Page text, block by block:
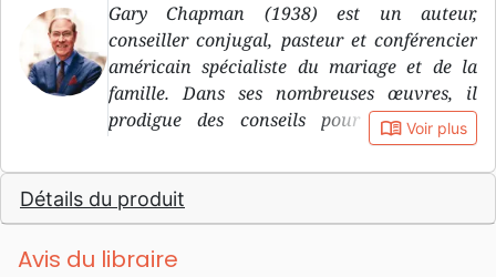
Gary Chapman (1938) est un auteur,
conseiller conjugal, pasteur et conférencier
américain spécialiste du mariage et de la
famille. Dans ses nombreuses œuvres, il
prodigue des conseils pour réussir son
mariage, sa vie de couple, l’éducation des
enfants… Rendu célèbre par son best-seller
Les Langages de l’amour , sorti en France en
1997, il a depuis publié plusieurs autres
manuels explorant différents aspects de
book_open Voir plus
Détails du produit
Avis du libraire